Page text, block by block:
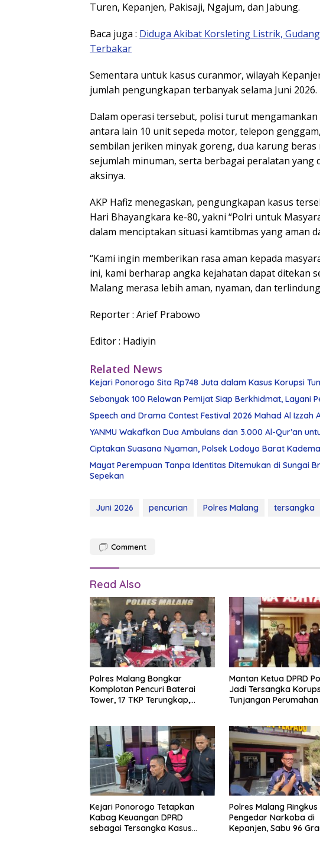
Turen, Kepanjen, Pakisaji, Ngajum, dan Jabung.
Baca juga : Diduga Akibat Korsleting Listrik,
Terbakar
Sementara untuk kasus curanmor, wilayah
jumlah pengungkapan terbanyak selama Juni 2026.
Dalam operasi tersebut, polisi turut
antara lain 10 unit sepeda motor, telepon
sembilan jeriken minyak goreng, dua karung
sejumlah minuman, serta berbagai peralatan
aksinya.
AKP Hafiz menegaskan, pengungkapan kasus
Hari Bhayangkara ke-80, yakni “Polri untuk
dalam menciptakan situasi kamtibmas yang aman
“Kami ingin memberikan rasa aman kepada
ini, kami berharap angka kejahatan dapat ditekan
Malang merasa lebih aman, nyaman, dan
Reporter : Arief Prabowo
Editor : Hadiyin
Related News
Kejari Ponorogo Sita Rp748 Juta dalam Kasus Korupsi
Sebanyak 100 Relawan Pemijat Siap Berkhidmat, Layani
Speech and Drama Contest Festival 2026 Mahad Al
YANMU Wakafkan Dua Ambulans dan 3.000 Al-Qur’an
Ciptakan Suasana Nyaman, Polsek Lodoyo Barat
Mayat Perempuan Tanpa Identitas Ditemukan di Sungai
Sepekan
Juni 2026 pencurian Polres Malang tersangka
Comment
Read Also
Polres Malang Bongkar
Komplotan Pencuri Baterai
Tower, 17 TKP Terungkap,
Mantan Ketua DPRD
Jadi Tersangka
Tunjangan
Kejari Ponorogo Tetapkan
Kabag Keuangan DPRD
sebagai Tersangka Kasus
Polres Malang Ringkus
Pengedar Narkoba di
Kepanjen, Sabu 96